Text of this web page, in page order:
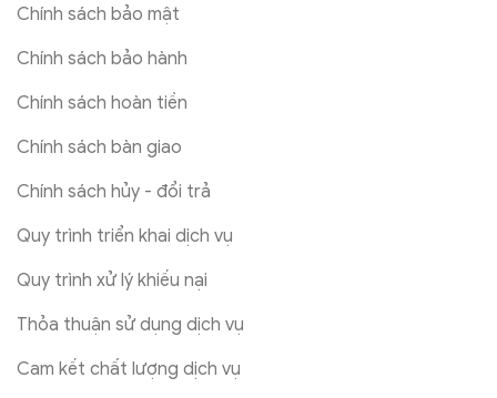
Chính sách bảo mật
Chính sách bảo hành
Chính sách hoàn tiền
Chính sách bàn giao
Chính sách hủy - đổi trả
Quy trình triển khai dịch vụ
Quy trình xử lý khiếu nại
Thỏa thuận sử dụng dịch vụ
Cam kết chất lượng dịch vụ